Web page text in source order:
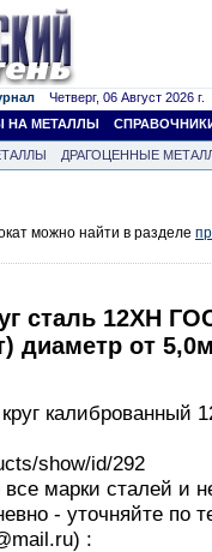
Четверг, 06 Август 2026 г.
НА МЕТАЛЛЫ
ДРАГОЦЕННЫЕ
можно найти в разделе
сталь 12ХН
диаметр от
калиброванный
show/id/292
все марки сталей и
- уточняйте по
: